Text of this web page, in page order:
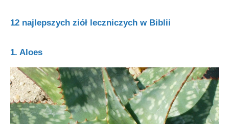
12 najlepszych ziół leczniczych w Biblii
1. Aloes